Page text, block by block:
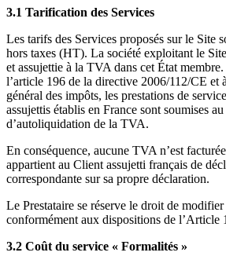
3.1 Tarification des Services
Les tarifs des Services proposés sur le Site
hors taxes (HT). La société exploitant le
et assujettie à la TVA dans cet État
l’article 196 de la directive 2006/112/CE et
général des impôts, les prestations de
assujettis établis en France sont soumises
d’autoliquidation de la TVA.
En conséquence, aucune TVA n’est
appartient au Client assujetti français de
correspondante sur sa propre déclaration.
Le Prestataire se réserve le droit de
conformément aux dispositions de l’Article
3.2 Coût du service « Formalités »